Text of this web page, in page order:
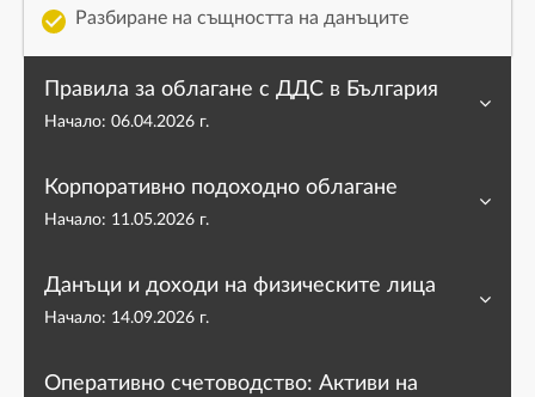
Разбиране на същността на данъците
Правила за облагане с ДДС в България
Начало: 06.04.2026 г.
Корпоративно подоходно облагане
Начало: 11.05.2026 г.
Данъци и доходи на физическите лица
Начало: 14.09.2026 г.
Оперативно счетоводство: Активи на